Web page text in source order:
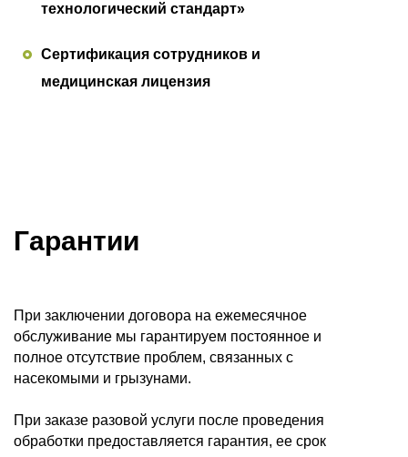
технологический стандарт»
Сертификация сотрудников и
медицинская лицензия
Гарантии
При заключении договора на ежемесячное
обслуживание мы гарантируем постоянное и
полное отсутствие проблем, связанных с
насекомыми и грызунами.
При заказе разовой услуги после проведения
обработки предоставляется гарантия, ее срок